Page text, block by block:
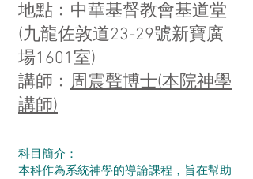
地點﹕中華基督教會基道堂
(九龍佐敦道23-29號新寶廣
場1601室)
講師﹕ 周震聲博士(本院神學
講師)
科目簡介 ：
本科作為系統神學的導論課程，旨在幫助